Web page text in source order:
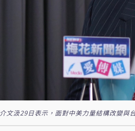
文汲29日表示，面對中美力量結構改變